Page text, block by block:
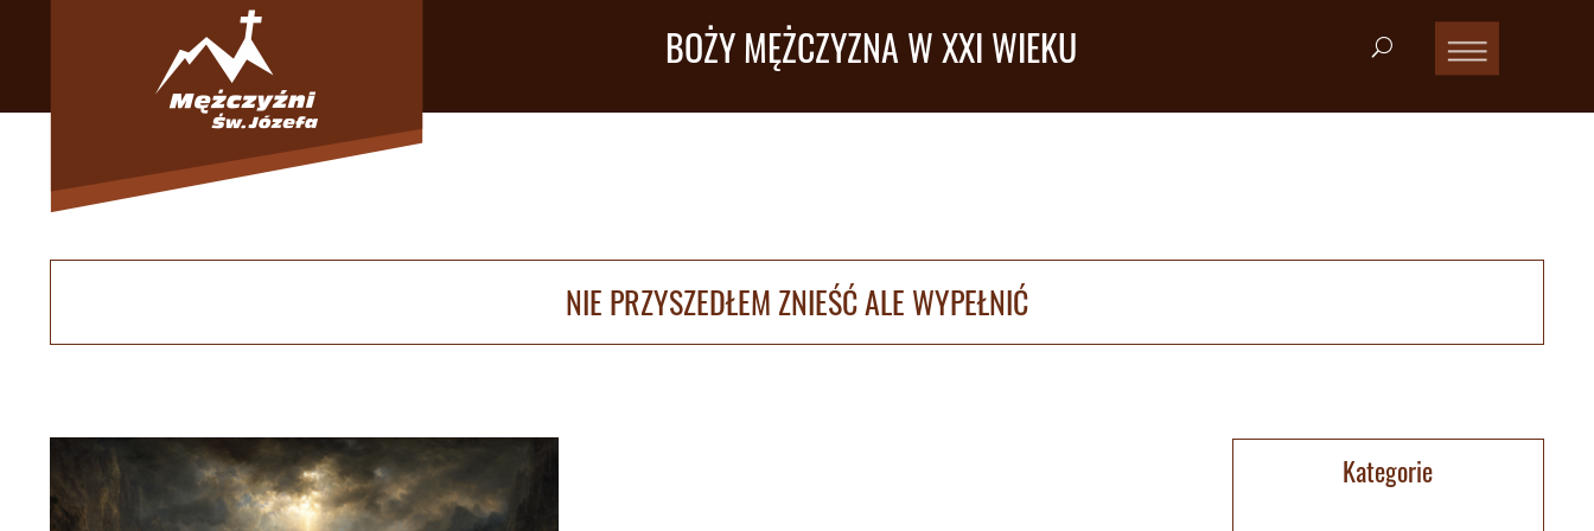
BOŻY MĘŻCZYZNA W XXI WIEKU
NIE PRZYSZEDŁEM ZNIEŚĆ ALE WYPEŁNIĆ
Kategorie